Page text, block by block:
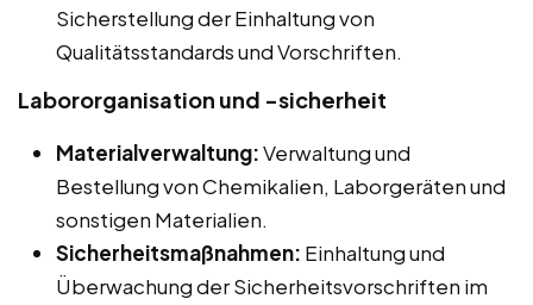
Sicherstellung der Einhaltung von
Qualitätsstandards und Vorschriften.
Labororganisation und -sicherheit
Materialverwaltung:Verwaltung und
Bestellung von Chemikalien, Laborgeräten und
sonstigen Materialien.
Sicherheitsmaßnahmen: Einhaltung und
Überwachung der Sicherheitsvorschriften im